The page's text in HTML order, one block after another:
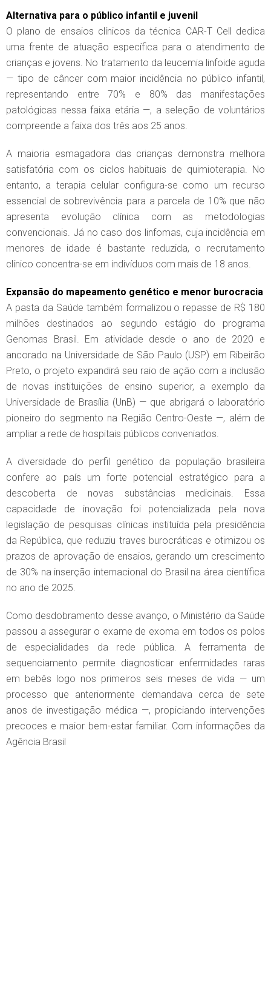
Alternativa para o público infantil e juvenil
O plano de ensaios clínicos da técnica CAR-T Cell dedica
uma frente de atuação específica para o atendimento de
crianças e jovens. No tratamento da leucemia linfoide aguda
— tipo de câncer com maior incidência no público infantil,
representando entre 70% e 80% das manifestações
patológicas nessa faixa etária —, a seleção de voluntários
compreende a faixa dos três aos 25 anos.
A maioria esmagadora das crianças demonstra melhora
satisfatória com os ciclos habituais de quimioterapia. No
entanto, a terapia celular configura-se como um recurso
essencial de sobrevivência para a parcela de 10% que não
apresenta evolução clínica com as metodologias
convencionais. Já no caso dos linfomas, cuja incidência em
menores de idade é bastante reduzida, o recrutamento
clínico concentra-se em indivíduos com mais de 18 anos.
Expansão do mapeamento genético e menor burocracia
A pasta da Saúde também formalizou o repasse de R$ 180
milhões destinados ao segundo estágio do programa
Genomas Brasil. Em atividade desde o ano de 2020 e
ancorado na Universidade de São Paulo (USP) em Ribeirão
Preto, o projeto expandirá seu raio de ação com a inclusão
de novas instituições de ensino superior, a exemplo da
Universidade de Brasília (UnB) — que abrigará o laboratório
pioneiro do segmento na Região Centro-Oeste —, além de
ampliar a rede de hospitais públicos conveniados.
A diversidade do perfil genético da população brasileira
confere ao país um forte potencial estratégico para a
descoberta de novas substâncias medicinais. Essa
capacidade de inovação foi potencializada pela nova
legislação de pesquisas clínicas instituída pela presidência
da República, que reduziu traves burocráticas e otimizou os
prazos de aprovação de ensaios, gerando um crescimento
de 30% na inserção internacional do Brasil na área científica
no ano de 2025.
Como desdobramento desse avanço, o Ministério da Saúde
passou a assegurar o exame de exoma em todos os polos
de especialidades da rede pública. A ferramenta de
sequenciamento permite diagnosticar enfermidades raras
em bebês logo nos primeiros seis meses de vida — um
processo que anteriormente demandava cerca de sete
anos de investigação médica —, propiciando intervenções
precoces e maior bem-estar familiar. Com informações da
Agência Brasil